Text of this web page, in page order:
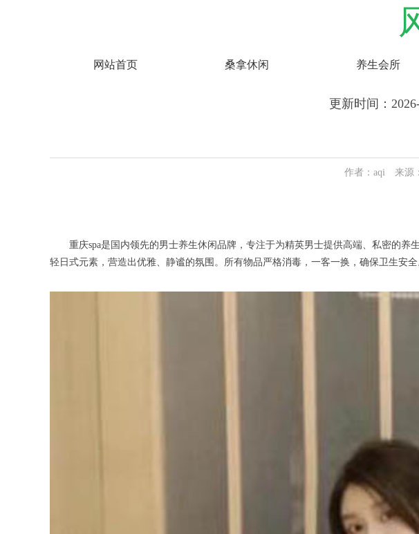
网站首页 桑拿休闲 养生会所
更新时间：
作者：aqi 来源
重庆spa是国内领先的男士养生休闲品牌，专注于为精英男士提供高端、私密的养
轻日式元素，营造出优雅、静谧的氛围。所有物品严格消毒，一客一换，确保卫生安全